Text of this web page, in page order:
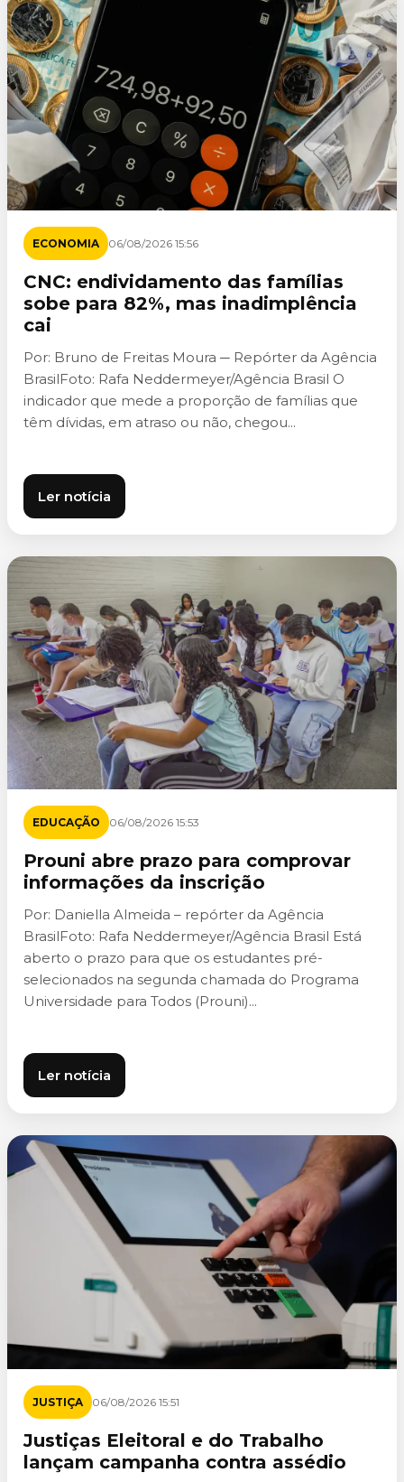
ECONOMIA 06/08/2026 15:56
CNC: endividamento das famílias
sobe para 82%, mas inadimplência
cai
Por: Bruno de Freitas Moura ─ Repórter da Agência
BrasilFoto: Rafa Neddermeyer/Agência Brasil O
indicador que mede a proporção de famílias que
têm dívidas, em atraso ou não, chegou...
Ler notícia
EDUCAÇÃO 06/08/2026 15:53
Prouni abre prazo para comprovar
informações da inscrição
Por: Daniella Almeida – repórter da Agência
BrasilFoto: Rafa Neddermeyer/Agência Brasil Está
aberto o prazo para que os estudantes pré-
selecionados na segunda chamada do Programa
Universidade para Todos (Prouni)...
Ler notícia
JUSTIÇA 06/08/2026 15:51
Justiças Eleitoral e do Trabalho
lançam campanha contra assédio